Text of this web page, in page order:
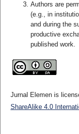
Authors are
(e.g., in
and during the
productive
published work.
Jurnal Elemen is
ShareAlike 4.0